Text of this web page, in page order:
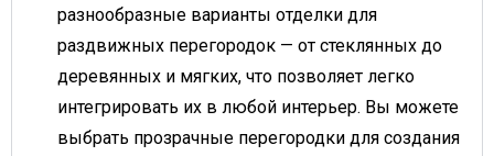
разнообразные варианты отделки для
раздвижных перегородок — от стеклянных до
деревянных и мягких, что позволяет легко
интегрировать их в любой интерьер. Вы можете
выбрать прозрачные перегородки для создания